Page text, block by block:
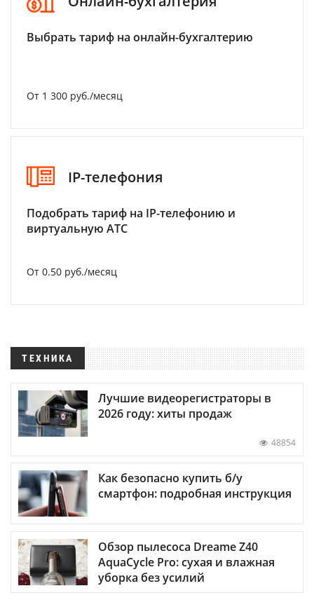
Выбрать тариф на онлайн-бухгалтерию
От 1 300 руб./месяц
IP-телефония
Подобрать тариф на IP-телефонию и
виртуальную АТС
От 0.50 руб./месяц
ТЕХНИКА
Лучшие видеорегистраторы в
2026 году: хиты продаж
48854
Как безопасно купить б/у
смартфон: подробная инструкция
Обзор пылесоса Dreame Z40
AquaCycle Pro: сухая и влажная
уборка без усилий